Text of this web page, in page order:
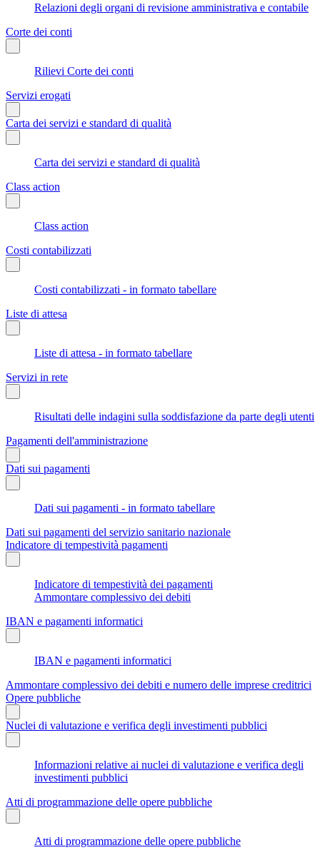
Relazioni degli organi di revisione amministrativa e contabile
Corte dei conti
Rilievi Corte dei conti
Servizi erogati
Carta dei servizi e standard di qualità
Carta dei servizi e standard di qualità
Class action
Class action
Costi contabilizzati
Costi contabilizzati - in formato tabellare
Liste di attesa
Liste di attesa - in formato tabellare
Servizi in rete
Risultati delle indagini sulla soddisfazione da parte degli utenti
Pagamenti dell'amministrazione
Dati sui pagamenti
Dati sui pagamenti - in formato tabellare
Dati sui pagamenti del servizio sanitario nazionale
Indicatore di tempestività pagamenti
Indicatore di tempestività dei pagamenti
Ammontare complessivo dei debiti
IBAN e pagamenti informatici
IBAN e pagamenti informatici
Ammontare complessivo dei debiti e numero delle imprese creditrici
Opere pubbliche
Nuclei di valutazione e verifica degli investimenti pubblici
Informazioni relative ai nuclei di valutazione e verifica degli
investimenti pubblici
Atti di programmazione delle opere pubbliche
Atti di programmazione delle opere pubbliche